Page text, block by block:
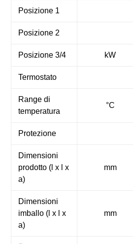
Posizione 1
Posizione 2
Posizione 3/4 kW
Termostato
Range di
temperatura
°C
Protezione
Dimensioni
prodotto (l x l x
a)
mm
Dimensioni
imballo (l x l x
a)
mm